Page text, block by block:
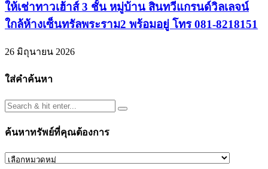
ให้เช่าทาวเฮ้าส์ 3 ชั้น หมู่บ้าน สินทวีแกรนด์วิลเลจน์
ใกล้ห้างเซ็นทรัลพระราม2 พร้อมอยู่ โทร 081-8218151
26 มิถุนายน 2026
ใส่คำค้นหา
ค้นหาทรัพย์ที่คุณต้องการ
ค้นหา